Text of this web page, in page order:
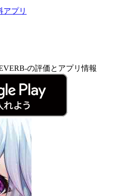
アプリ
の評価とアプリ情報